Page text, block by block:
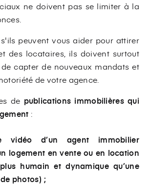
ne doivent pas se limiter à la
peuvent vous aider pour attirer
des locataires, ils doivent surtout
capter de nouveaux mandats et
de votre agence.
de publications immobilières qui
:
vidéo d’un agent immobilier
logement en vente ou en location
humain et dynamique qu’une
photos) ;